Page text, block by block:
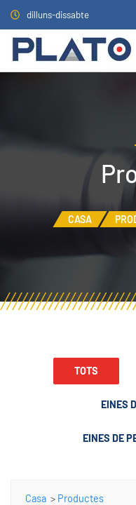
dilluns-dissabte
CASA
TOTS
EINES
EINES DE
Casa > Productes